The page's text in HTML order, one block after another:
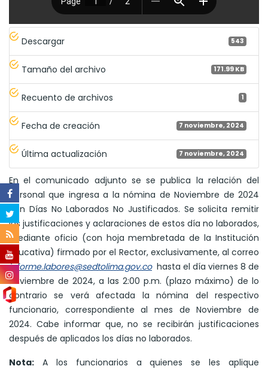
Descargar 543
Tamaño del archivo 171.99 KB
Recuento de archivos 1
Fecha de creación 7 noviembre, 2024
Última actualización 7 noviembre, 2024
En el comunicado adjunto se se publica la relación del
personal que ingresa a la nómina de Noviembre de 2024
con Días No Laborados No Justificados. Se solicita remitir
las justificaciones y aclaraciones de estos día no laborados,
mediante oficio (con hoja membretada de la Institución
Educativa) firmado por el Rector, exclusivamente, al correo
informe.labores@sedtolima.gov.cohasta el día viernes 8 de
noviembre de 2024, a las 2:00 p.m. (plazo máximo) de lo
contrario se verá afectada la nómina del respectivo
funcionario, correspondiente al mes de Noviembre de
2024. Cabe informar que, no se recibirán justificaciones
después de aplicados los días no laborados.
Nota: A los funcionarios a quienes se les aplique